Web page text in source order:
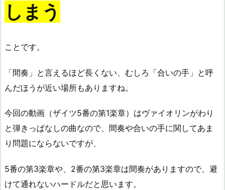
しまう
ことです。
「間奏」と言えるほど長くない、むしろ「合いの手」と呼
んだほうが近い場所もありますね。
今回の動画（ザイツ5番の第1楽章）はヴァイオリンがわり
と弾きっぱなしの曲なので、間奏や合いの手に関してあま
り問題にならないですが、
5番の第3楽章や、2番の第3楽章は間奏がありますので、避
けて通れないハードルだと思います。